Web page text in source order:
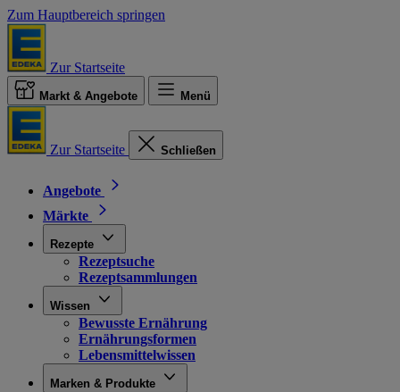
Zum Hauptbereich springen
Zur Startseite
Markt & Angebote Menü
Zur Startseite Schließen
Angebote
Märkte
Rezepte
Rezeptsuche
Rezeptsammlungen
Wissen
Bewusste Ernährung
Ernährungsformen
Lebensmittelwissen
Marken & Produkte